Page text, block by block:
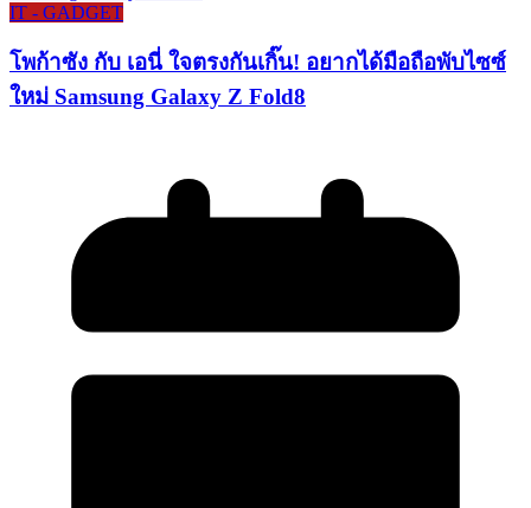
IT - GADGET
โพก้าซัง กับ เอนี่ ใจตรงกันเกิ๊น! อยากได้มือถือพับไซซ์
ใหม่ Samsung Galaxy Z Fold8